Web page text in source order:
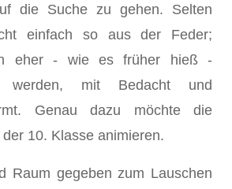
die Suche zu gehen. Selten
einfach so aus der Feder;
eher - wie es früher hieß -
werden, mit Bedacht und
Genau dazu möchte die
10. Klasse animieren.
Raum gegeben zum Lauschen